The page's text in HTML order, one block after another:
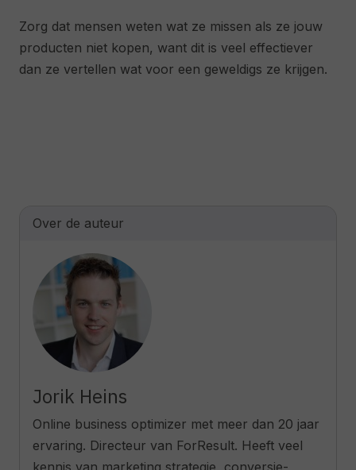
Zorg dat mensen weten wat ze missen als ze jouw
producten niet kopen, want dit is veel effectiever
dan ze vertellen wat voor een geweldigs ze krijgen.
Over de auteur
Jorik Heins
Online business optimizer met meer dan 20 jaar
ervaring. Directeur van ForResult. Heeft veel